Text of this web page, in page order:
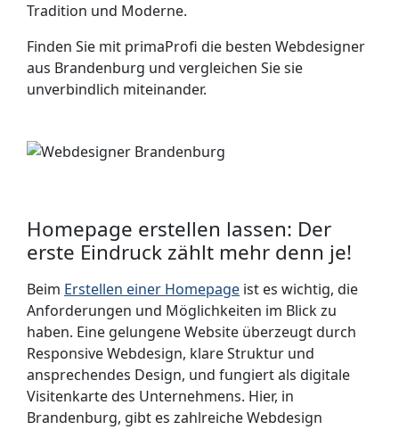
Tradition und Moderne.
Finden Sie mit primaProfi die besten Webdesigner
aus Brandenburg und vergleichen Sie sie
unverbindlich miteinander.
Homepage erstellen lassen: Der
erste Eindruck zählt mehr denn je!
Beim Erstellen einer Homepage ist es wichtig, die
Anforderungen und Möglichkeiten im Blick zu
haben. Eine gelungene Website überzeugt durch
Responsive Webdesign, klare Struktur und
ansprechendes Design, und fungiert als digitale
Visitenkarte des Unternehmens. Hier, in
Brandenburg, gibt es zahlreiche Webdesign